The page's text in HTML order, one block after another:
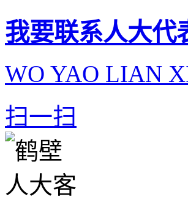
我要联系人大代
WO YAO LIAN
扫一扫